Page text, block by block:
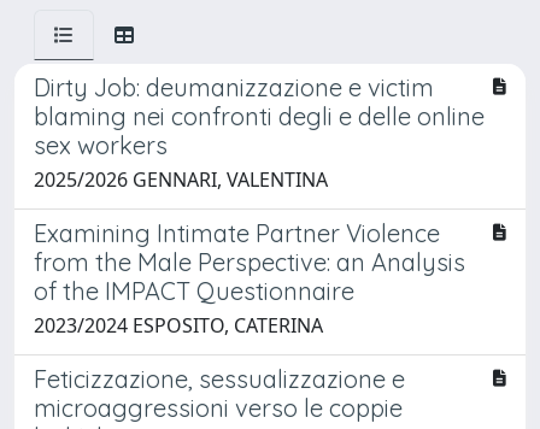
Dirty Job: deumanizzazione e victim
blaming nei confronti degli e delle online
sex workers
2025/2026 GENNARI, VALENTINA
Examining Intimate Partner Violence
from the Male Perspective: an Analysis
of the IMPACT Questionnaire
2023/2024 ESPOSITO, CATERINA
Feticizzazione, sessualizzazione e
microaggressioni verso le coppie